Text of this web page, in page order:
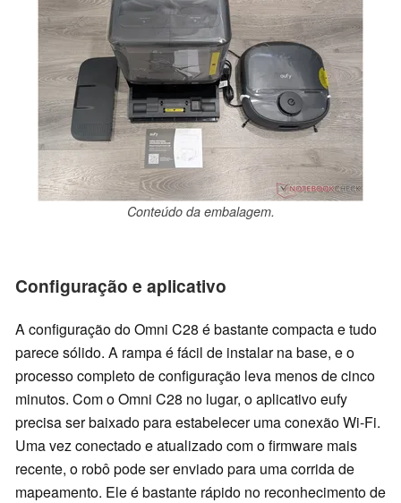
Conteúdo da embalagem.
Configuração e aplicativo
A configuração do Omni C28 é bastante compacta e tudo
parece sólido. A rampa é fácil de instalar na base, e o
processo completo de configuração leva menos de cinco
minutos. Com o Omni C28 no lugar, o aplicativo eufy
precisa ser baixado para estabelecer uma conexão Wi-Fi.
Uma vez conectado e atualizado com o firmware mais
recente, o robô pode ser enviado para uma corrida de
mapeamento. Ele é bastante rápido no reconhecimento de